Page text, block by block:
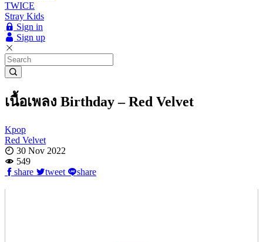
TWICE
Stray Kids
Sign in
Sign up
เนื้อเพลง Birthday – Red Velvet
Kpop
Red Velvet
30 Nov 2022
549
share
tweet share